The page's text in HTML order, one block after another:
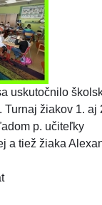
uskutočnilo
Turnaj žiakov 1. aj
p. učiteľky
a tiež žiaka